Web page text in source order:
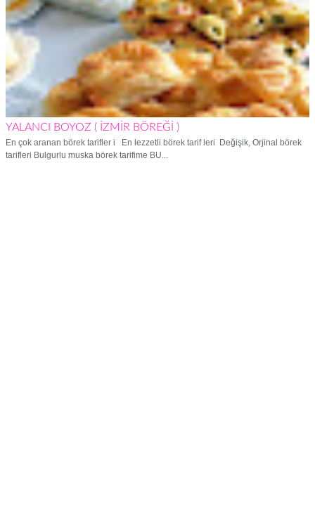
YALANCI BOYOZ ( İZMİR BÖREĞİ )
En çok aranan börek tarifler i En lezzetli börek tarif leri Değişik, Orjinal börek
tarifleri Bulgurlu muska börek tarifime BU...